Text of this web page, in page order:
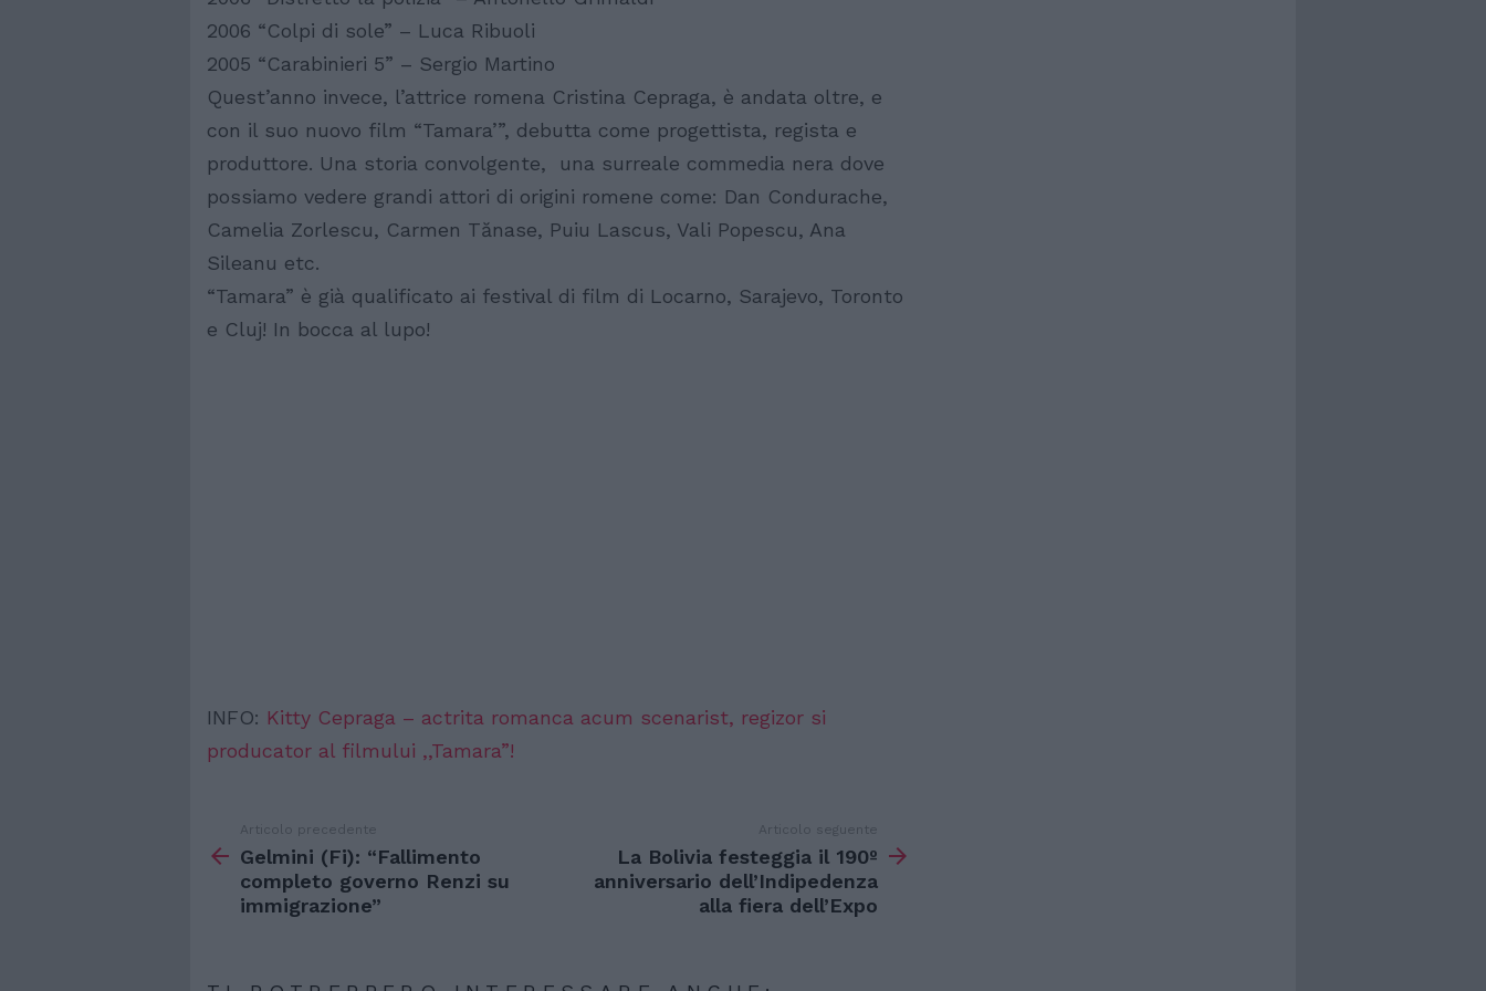
2006 “Colpi di sole” – Luca Ribuoli
2005 “Carabinieri 5” – Sergio Martino
Quest’anno invece, l’attrice romena Cristina Cepraga, è andata oltre, e
con il suo nuovo film “Tamara’”, debutta come progettista, regista e
produttore. Una storia convolgente, una surreale commedia nera dove
possiamo vedere grandi attori di origini romene come: Dan Condurache,
Camelia Zorlescu, Carmen Tănase, Puiu Lascus, Vali Popescu, Ana
Sileanu etc.
“Tamara” è già qualificato ai festival di film di Locarno, Sarajevo, Toronto
e Cluj! In bocca al lupo!
INFO: Kitty Cepraga – actrita romanca acum scenarist, regizor si
producator al filmului ,,Tamara”!
di
Articolo precedente
Gelmini (Fi): “Fallimento
completo governo Renzi su
immigrazione”
Articolo seguente
La Bolivia festeggia il 190º
anniversario dell’Indipedenza
alla fiera dell’Expo